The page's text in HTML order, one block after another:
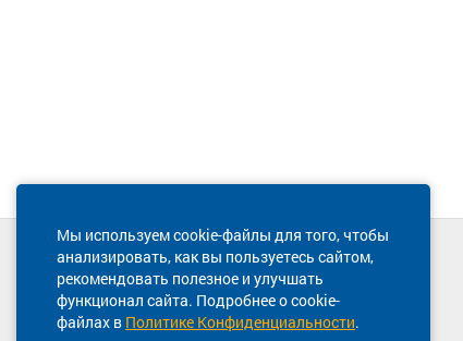
Мы используем cookie-файлы для того, чтобы
анализировать, как вы пользуетесь сайтом,
рекомендовать полезное и улучшать
функционал сайта. Подробнее о cookie-
файлах в Политике Конфиденциальности.
Техническая поддержка сайта
8 800 600-03-38